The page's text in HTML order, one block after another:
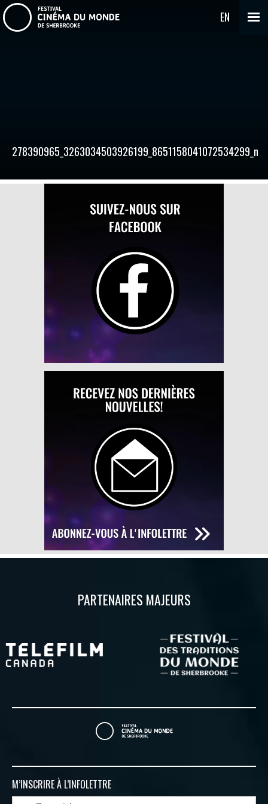
EN
278390965_3263034503926199_8651158041072534299_n
PARTENAIRES MAJEURS
M’INSCRIRE À L’INFOLETTRE